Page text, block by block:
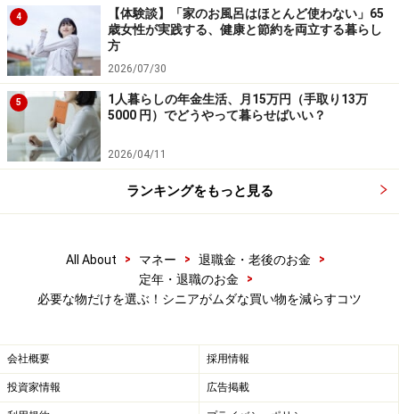
物が増え過ぎると、「しまう場所がない」「どこに置い
たか分からない」といったストレスが増えます。新しく
何かを迎えるときは、「これは本当に必要？」と考えな
がら、不要な物を手放す習慣をつけましょう。
ムダな買い物を減らすのは日々の小さな工
夫から
これまでの生活習慣でつい物を増やしがちという方は多
管理が大変になります。
必要な物だけを選び、スッキリとした暮らしを続けるた
切です。
4
【体験談】「家のお風呂はほとんど使わない」65
歳女性が実践する、健康と節約を両立する暮らし
方
2026/07/30
5
1人暮らしの年金生活、月15万円（手取り13万
5000 円）でどうやって暮らせばいい？
2026/04/11
ランキングをもっと見る
All About > マネー > 退職金・老後のお金
>
定年・退職のお金
>
必要な物だけを選ぶ！シニアがムダな買い物を減らすコツ
会社概要 採用情報
投資家情報 広告掲載